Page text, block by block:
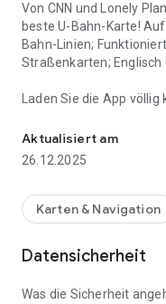
Von CNN und Lonely
beste U-Bahn-Karte!
Bahn-Linien;
Straßenkarten; Englisch
Laden Sie die App
herunter, um Werbung
und zukünftige
1. Vollständig aktuell
Linie. Kostenlose
Aktualisiert am
26.12.2025
Karten & Navigation
Datensicherheit
Was die Sicherheit